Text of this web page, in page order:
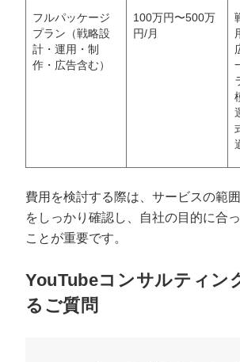
フルパッケージ
プラン（戦略設
計・運用・制
作・広告含む）
100万円〜500万
円/月
費用を検討する際は、サービスの範
をしっかり確認し、自社の目的に合
ことが重要です。
YouTubeコンサルティン
るご質問